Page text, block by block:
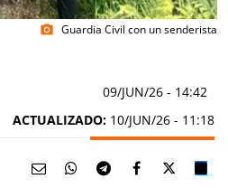
photo_camera Guardia Civil con un senderista
09/JUN/26 - 14:42
ACTUALIZADO: 10/JUN/26 - 11:18